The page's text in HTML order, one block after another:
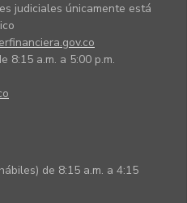
judiciales únicamente está
8:15 a.m. a 5:00 p.m.
de 8:15 a.m. a 4:15